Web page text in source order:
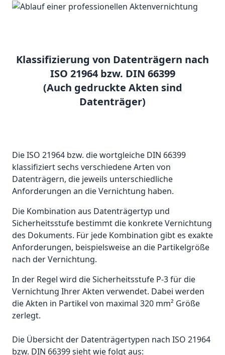
Klassifizierung von Datenträgern nach
ISO 21964 bzw. DIN 66399
(Auch gedruckte Akten sind
Datenträger)
Die ISO 21964 bzw. die wortgleiche DIN 66399
klassifiziert sechs verschiedene Arten von
Datenträgern, die jeweils unterschiedliche
Anforderungen an die Vernichtung haben.
Die Kombination aus Datenträgertyp und
Sicherheitsstufe bestimmt die konkrete Vernichtung
des Dokuments. Für jede Kombination gibt es exakte
Anforderungen, beispielsweise an die Partikelgröße
nach der Vernichtung.
In der Regel wird die Sicherheitsstufe P-3 für die
Vernichtung Ihrer Akten verwendet. Dabei werden
die Akten in Partikel von maximal 320 mm² Größe
zerlegt.
Die Übersicht der Datenträgertypen nach ISO 21964
bzw. DIN 66399 sieht wie folgt aus: